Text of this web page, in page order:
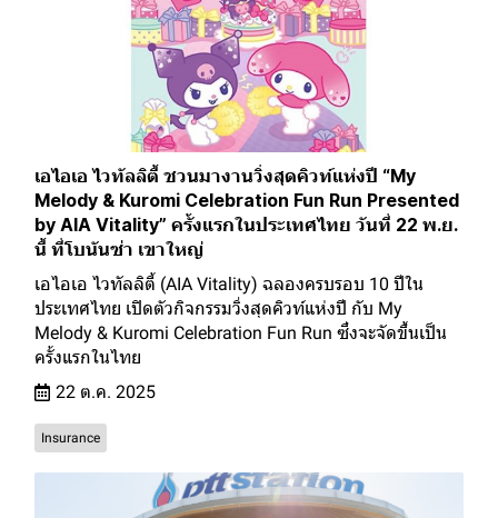
เอไอเอ ไวทัลลิตี้ ชวนมางานวิ่งสุดคิวท์แห่งปี “My
Melody & Kuromi Celebration Fun Run Presented
by AIA Vitality” ครั้งแรกในประเทศไทย วันที่ 22 พ.ย.
นี้ ที่โบนันซ่า เขาใหญ่
เอไอเอ ไวทัลลิตี้ (AIA Vitality) ฉลองครบรอบ 10 ปีใน
ประเทศไทย เปิดตัวกิจกรรมวิ่งสุดคิวท์แห่งปี กับ My
Melody & Kuromi Celebration Fun Run ซึ่งจะจัดขึ้นเป็น
ครั้งแรกในไทย
22 ต.ค. 2025
Insurance